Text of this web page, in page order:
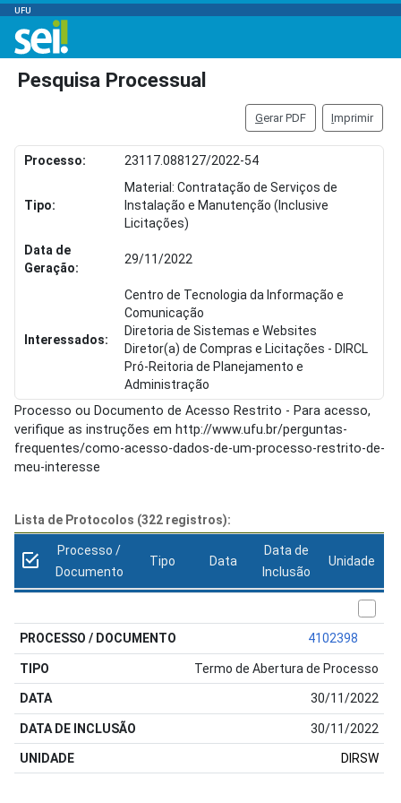
UFU
Pesquisa Processual
Gerar PDF Imprimir
Processo: 23117.088127/2022-54
Tipo:
Material: Contratação de Serviços de
Instalação e Manutenção (Inclusive
Licitações)
Data de
Geração:
29/11/2022
Interessados:
Centro de Tecnologia da Informação e
Comunicação
Diretoria de Sistemas e Websites
Diretor(a) de Compras e Licitações - DIRCL
Pró-Reitoria de Planejamento e
Administração
Processo ou Documento de Acesso Restrito - Para acesso,
verifique as instruções em http://www.ufu.br/perguntas-
frequentes/como-acesso-dados-de-um-processo-restrito-de-
meu-interesse
Lista de Protocolos (322 registros):
Processo /
Documento
Tipo Data
Data de
Inclusão
Unidade
4102398
Termo de Abertura de Processo
30/11/2022
30/11/2022
DIRSW